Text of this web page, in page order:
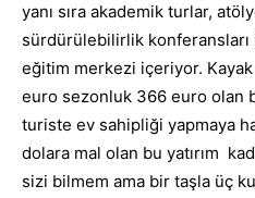
yanı sıra akademik turlar,
sürdürülebilirlik
eğitim merkezi içeriyor.
euro sezonluk 366 euro olan
turiste ev sahipliği yapmaya
dolara mal olan bu yatırım
sizi bilmem ama bir taşla üç